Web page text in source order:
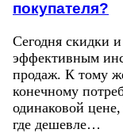
покупателя?
Сегодня скидки
эффективным
продаж. К тому
конечному
одинаковой
где дешевле…